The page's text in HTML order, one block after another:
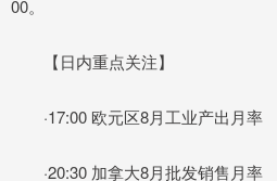
00。
【日内重点关注】
·17:00 欧元区8月工业产出月率
·20:30 加拿大8月批发销售月率